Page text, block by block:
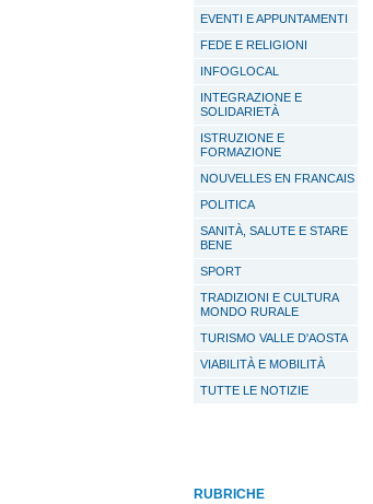
EVENTI E APPUNTAMENTI
FEDE E RELIGIONI
INFOGLOCAL
INTEGRAZIONE E
SOLIDARIETÀ
ISTRUZIONE E
FORMAZIONE
NOUVELLES EN FRANCAIS
POLITICA
SANITÀ, SALUTE E STARE
BENE
SPORT
TRADIZIONI E CULTURA
MONDO RURALE
TURISMO VALLE D'AOSTA
VIABILITÀ E MOBILITÀ
TUTTE LE NOTIZIE
RUBRICHE